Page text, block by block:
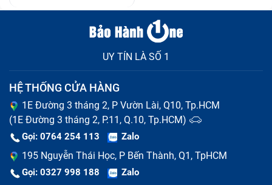
UY TÍN LÀ SỐ 1
HỆ THỐNG CỬA HÀNG
1E Đường 3 tháng 2, P Vườn Lài, Q10, Tp.HCM
(1E Đường 3 tháng 2, P.11, Q.10, Tp.HCM)
Gọi: 0764 254 113 Zalo
195 Nguyễn Thái Học, P Bến Thành, Q1, TpHCM
Gọi: 0327 998 188 Zalo